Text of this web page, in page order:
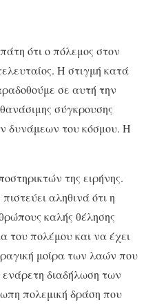
ότι ο πόλεμος στον
Η στιγμή κατά
σε αυτή την
σύγκρουσης
δυνάμεων του κόσμου. Η
της ειρήνης.
αληθινά ότι η
καλής θέλησης
του πολέμου και να έχει
μοίρα των λαών που
διαδήλωση των
πολεμική δράση που